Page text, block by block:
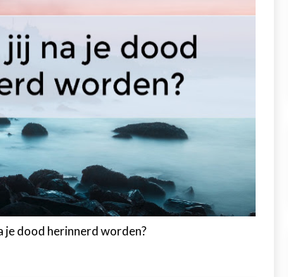
je dood herinnerd worden?